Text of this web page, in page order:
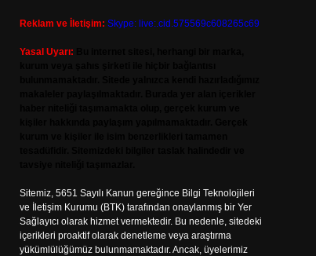
Reklam ve İletişim: Skype: live:.cid.575569c608265c69
Yasal Uyarı:
Sitemiz, 5651 Sayılı Kanun gereğince Bilgi Teknolojileri
ve İletişim Kurumu (BTK) tarafından onaylanmış bir Yer
Sağlayıcı olarak hizmet vermektedir. Bu nedenle, sitedeki
içerikleri proaktif olarak denetleme veya araştırma
yükümlülüğümüz bulunmamaktadır. Ancak, üyelerimiz